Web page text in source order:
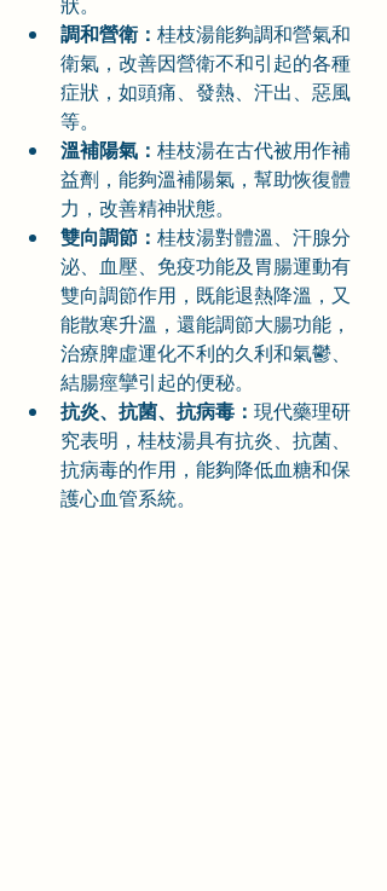
調和營衛： 桂枝湯能夠調和營氣和
衛氣，改善因營衛不和引起的各種
症狀，如頭痛、發熱、汗出、惡風
等。
溫補陽氣： 桂枝湯在古代被用作補
益劑，能夠溫補陽氣，幫助恢復體
力，改善精神狀態。
雙向調節： 桂枝湯對體溫、汗腺分
泌、血壓、免疫功能及胃腸運動有
雙向調節作用，既能退熱降溫，又
能散寒升溫，還能調節大腸功能，
治療脾虛運化不利的久利和氣鬱、
結腸痙攣引起的便秘。
抗炎、抗菌、抗病毒： 現代藥理研
究表明，桂枝湯具有抗炎、抗菌、
抗病毒的作用，能夠降低血糖和保
護心血管系統。